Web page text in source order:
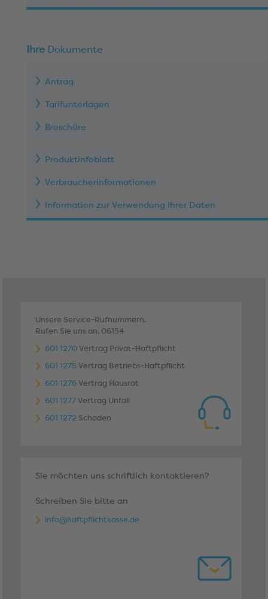
Ihre Dokumente
Antrag
Tarifunterlagen
Broschüre
Produktinfoblatt
Verbraucherinformationen
Information zur Verwendung Ihrer Daten
Unsere Service-Rufnummern.
Rufen Sie uns an. 06154
601 1270 Vertrag Privat-Haftpflicht
601 1275 Vertrag Betriebs-Haftpflicht
601 1276 Vertrag Hausrat
601 1277 Vertrag Unfall
601 1272 Schaden
Sie möchten uns schriftlich kontaktieren?
Schreiben Sie bitte an
info@haftpflichtkasse.de